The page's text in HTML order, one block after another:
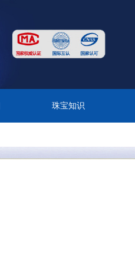
珠宝知识